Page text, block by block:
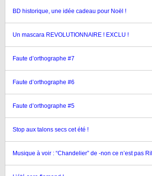
BD historique, une idée cadeau pour Noël !
Un mascara REVOLUTIONNAIRE ! EXCLU !
Faute d’orthographe #7
Faute d’orthographe #6
Faute d’orthographe #5
Stop aux talons secs cet été !
Musique à voir : “Chandelier” de -non ce n’est pas